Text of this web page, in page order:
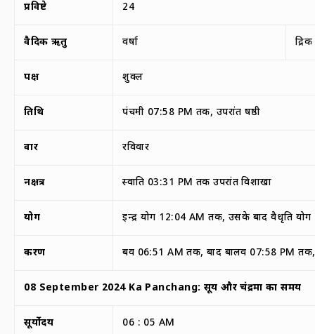
प्रविष्टे 24
वैदिक ऋतु वर्षा
पक्ष शुक्ल
तिथि पंचमी 07:58 PM तक, उपरांत षष्ठी
वार रविवार
नक्षत्र स्वाति 03:31 PM तक उपरांत विशाखा
योग इन्द्र योग 12:04 AM तक, उसके बाद वैधृति योग
करण बव 06:51 AM तक, बाद बालव 07:58 PM
08 September 2024 Ka Panchang: सूर्य और चंद्रमा का समय
सूर्योदय 06 : 05 AM